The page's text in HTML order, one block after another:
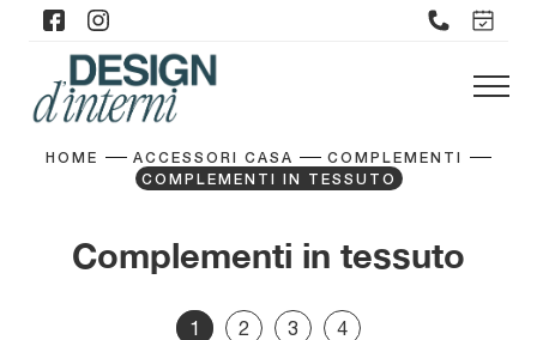
HOME ACCESSORI CASA
COMPLEMENTI
COMPLEMENTI IN TESSUTO
Complementi in tessuto
1 2 3 4